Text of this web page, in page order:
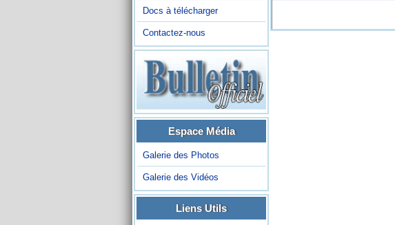
Docs à télécharger
Contactez-nous
Espace Média
Galerie des Photos
Galerie des Vidéos
Liens Utils